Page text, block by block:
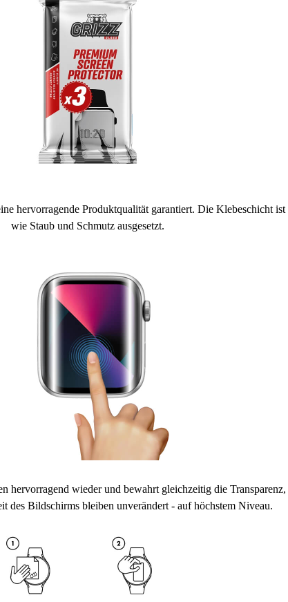
hervorragende Produktqualität garantiert. Die Klebeschicht
wie Staub und Schmutz ausgesetzt.
hervorragend wieder und bewahrt gleichzeitig die
des Bildschirms bleiben unverändert - auf höchstem Niveau.